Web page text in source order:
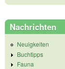
Nachrichten
Neuigkeiten
Buchtipps
Fauna